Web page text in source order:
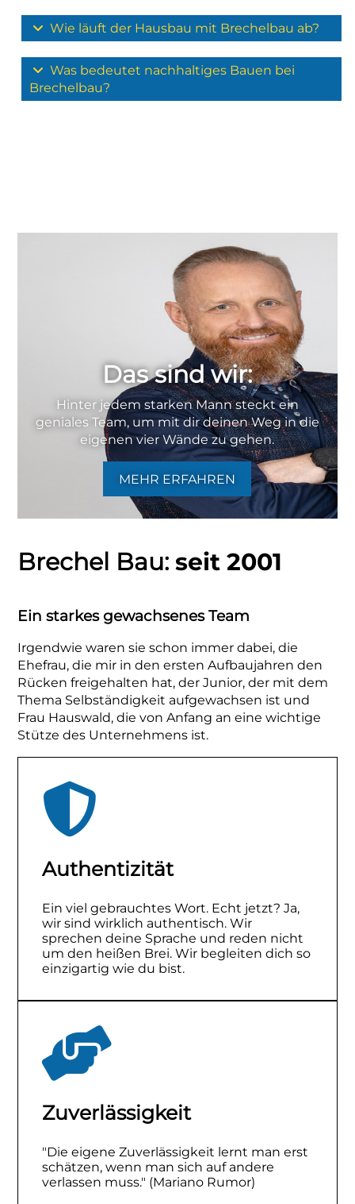
Wie läuft der Hausbau mit Brechelbau ab?
Was bedeutet nachhaltiges Bauen bei
Brechelbau?
Das sind wir:
Hinter jedem starken Mann steckt ein
geniales Team, um mit dir deinen Weg in die
eigenen vier Wände zu gehen.
MEHR ERFAHREN
Brechel Bau:seit 2001
Ein starkes gewachsenes Team
Irgendwie waren sie schon immer dabei, die
Ehefrau, die mir in den ersten Aufbaujahren den
Rücken freigehalten hat, der Junior, der mit dem
Thema Selbständigkeit aufgewachsen ist und
Frau Hauswald, die von Anfang an eine wichtige
Stütze des Unternehmens ist.
Authentizität
Ein viel gebrauchtes Wort. Echt jetzt? Ja,
wir sind wirklich authentisch. Wir
sprechen deine Sprache und reden nicht
um den heißen Brei. Wir begleiten dich so
einzigartig wie du bist.
Zuverlässigkeit
"Die eigene Zuverlässigkeit lernt man erst
schätzen, wenn man sich auf andere
verlassen muss." (Mariano Rumor)